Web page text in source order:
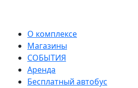
О комплексе
Магазины
СОБЫТИЯ
Аренда
Бесплатный автобус